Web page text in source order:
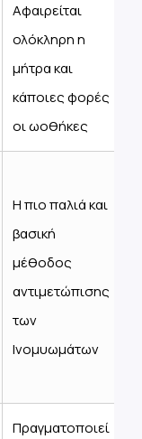
Αφαιρείται
ολόκληρη η
μήτρα και
κάποιες φορές
οι ωοθήκες
Η πιο παλιά και
βασική
μέθοδος
αντιμετώπισης
των
Ινομυωμάτων
Πραγματοποιεί